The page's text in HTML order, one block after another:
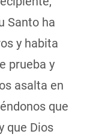
Santo ha
y habita
prueba y
asalta en
que
que Dios